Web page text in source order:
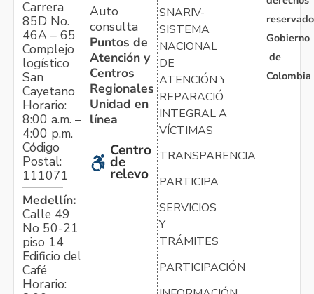
Carrera
85D No.
46A – 65
Complejo
logístico
San
Cayetano
Horario:
8:00 a.m. –
4:00 p.m.
Código
Postal:
111071
Medellín:
Calle 49
No 50-21
piso 14
Edificio del
Café
Horario:
Auto
consulta
Puntos de
Atención y
Centros
Regionales
Unidad en
línea
Centro
de
relevo
SNARIV-
SISTEMA
NACIONAL
DE
ATENCIÓN Y
REPARACIÓN
INTEGRAL A
VÍCTIMAS
TRANSPARENCIA
PARTICIPA
SERVICIOS
Y
TRÁMITES
PARTICIPACIÓN
Gobierno
de
Colombia